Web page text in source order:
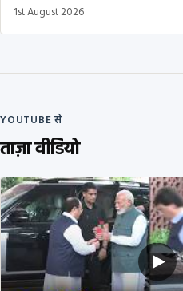
1st August 2026
YOUTUBE से
ताज़ा वीडियो